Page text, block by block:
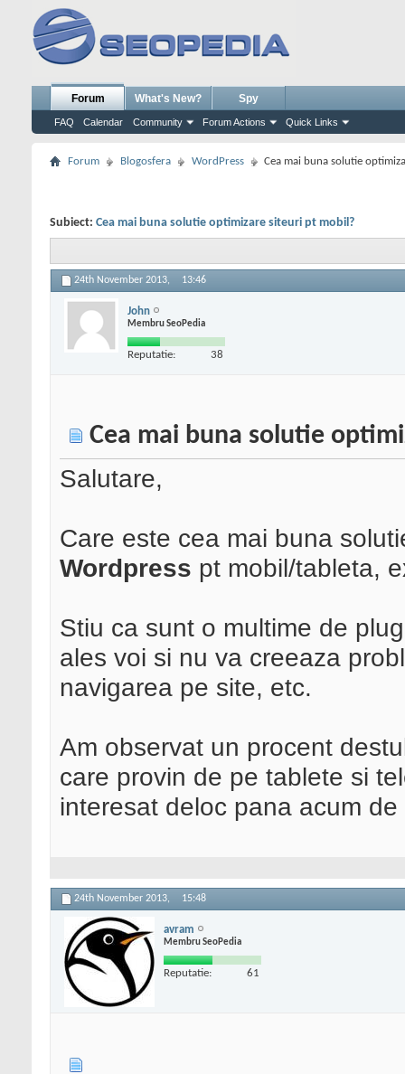
Forum
FAQ Calendar Community Forum Actions Quick Links
What's New? Spy
Forum Blogosfera WordPress Cea mai buna solutie
Subiect: Cea mai buna solutie optimizare siteuri pt mobil?
24th November 2013, 13:46
John
Membru SeoPedia
Reputatie: 38
Cea mai buna solutie
Salutare,
Care este cea mai buna
Wordpress pt mobil/tableta,
Stiu ca sunt o multime de
ales voi si nu va creeaza
navigarea pe site, etc.
Am observat un procent
care provin de pe tablete si
interesat deloc pana acum
24th November 2013, 15:48
avram
Membru SeoPedia
Reputatie: 61